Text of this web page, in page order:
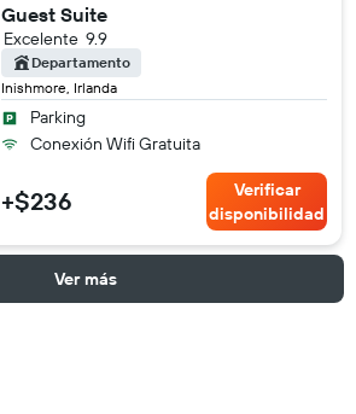
Guest Suite
Inishmore, Irlanda
9.9
Excelente
Departamento
Parking
Conexión Wifi Gratuita
+$236
Verificar
disponibilidad
Ver más